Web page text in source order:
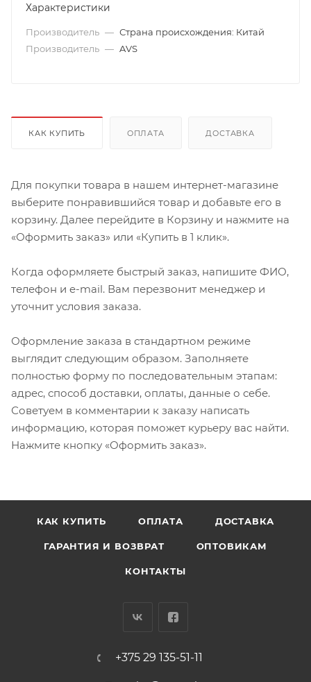
Характеристики
Производитель — Страна происхождения: Китай
Производитель — AVS
КАК КУПИТЬ ОПЛАТА ДОСТАВКА
Для покупки товара в нашем интернет-магазине
выберите понравившийся товар и добавьте его в
корзину. Далее перейдите в Корзину и нажмите на
«Оформить заказ» или «Купить в 1 клик».
Когда оформляете быстрый заказ, напишите ФИО,
телефон и e-mail. Вам перезвонит менеджер и
уточнит условия заказа.
Оформление заказа в стандартном режиме
выглядит следующим образом. Заполняете
полностью форму по последовательным этапам:
адрес, способ доставки, оплаты, данные о себе.
Советуем в комментарии к заказу написать
информацию, которая поможет курьеру вас найти.
Нажмите кнопку «Оформить заказ».
КАК КУПИТЬ ОПЛАТА ДОСТАВКА
ГАРАНТИЯ И ВОЗВРАТ ОПТОВИКАМ
КОНТАКТЫ
+375 29 135-51-11